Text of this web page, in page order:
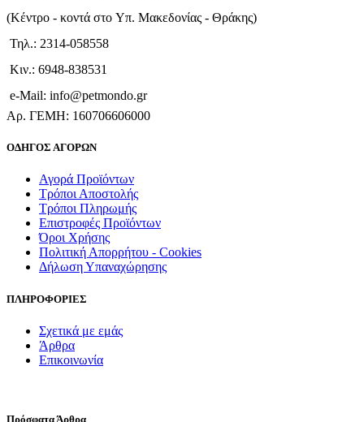
(Kέντρο - κοντά στο Yπ. Μακεδονίας - Θράκης)
Τηλ.: 2314-058558
Κιν.: 6948-838531
e-Mail: info@petmondo.gr
Aρ. ΓΕΜΗ: 160706606000
ΟΔΗΓΟΣ ΑΓΟΡΩΝ
Αγορά Προϊόντων
Τρόποι Αποστολής
Τρόποι Πληρωμής
Επιστροφές Προϊόντων
Όροι Χρήσης
Πολιτική Απορρήτου - Cookies
Δήλωση Υπαναχώρησης
ΠΛΗΡΟΦΟΡΙΕΣ
Σχετικά με εμάς
Άρθρα
Επικοινωνία
Πρόσφατα Άρθρα